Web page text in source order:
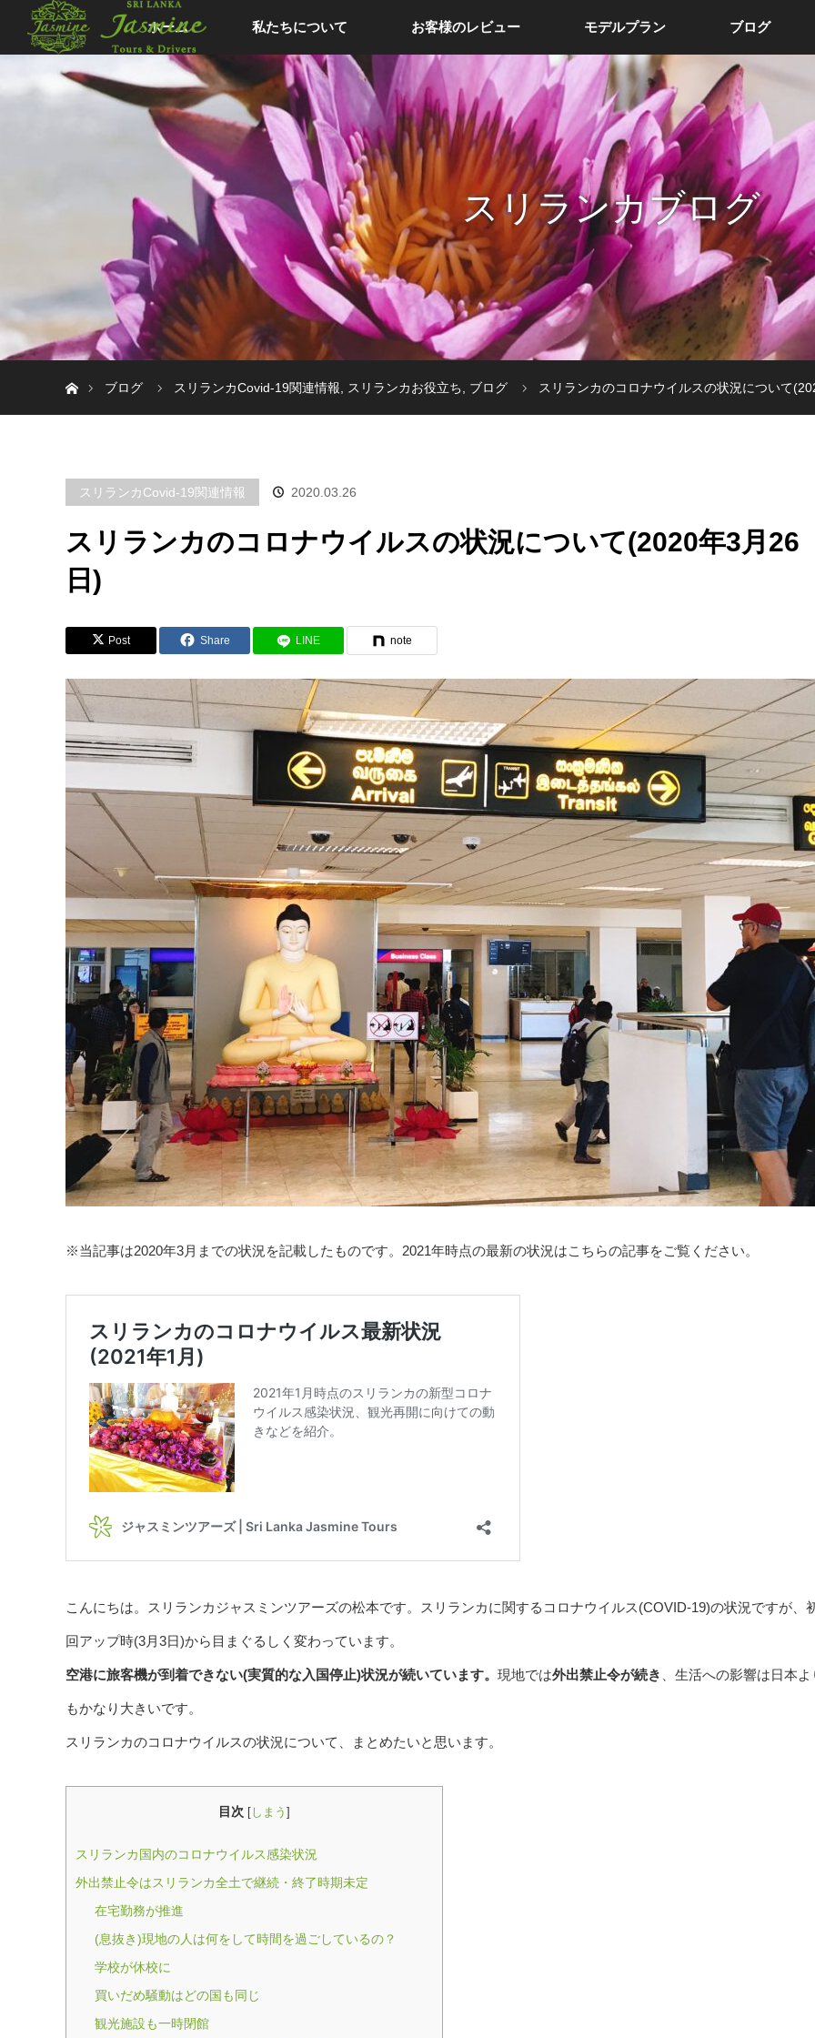
ホーム 私たちについて お客様のレビュー モデルプラン ブログ
スリランカブログ
ブログ
スリランカCovid-19関連情報 スリランカお役立ち ブログ スリランカのコロナウイルスの状況について
スリランカCovid-19関連情報 2020.03.26
スリランカのコロナウイルスの状況について(2020年3月26
日)
Post Share LINE note
※当記事は2020年3月までの状況を記載したものです。2021年時点の最新の状況はこちらの記事をご覧ください。
こんにちは。スリランカジャスミンツアーズの松本です。スリランカに関するコロナウイルス(COVID-19)の状況ですが、
回アップ時(3月3日)から目まぐるしく変わっています。
空港に旅客機が到着できない(実質的な入国停止)状況が続いています。 現地では外出禁止令が続き 、生活への影響は日本よ
もかなり大きいです。
スリランカのコロナウイルスの状況について、まとめたいと思います。
目次 [しまう ]
スリランカ国内のコロナウイルス感染状況
外出禁止令はスリランカ全土で継続・終了時期未定
在宅勤務が推進
(息抜き)現地の人は何をして時間を過ごしているの？
学校が休校に
買いだめ騒動はどの国も同じ
観光施設も一時閉館